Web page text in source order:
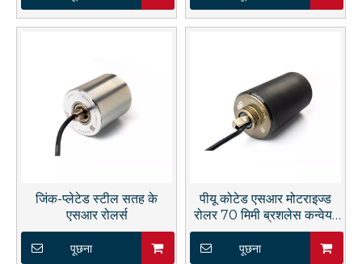
जिंक-प्लेटेड स्टील सतह के
एसआर रोलर्स
पूछना
पीयू कोटेड एसआर मोटराइज्ड
रोलर 70 मिमी ब्रशलेस कन्वेयर
रोलर
पूछना